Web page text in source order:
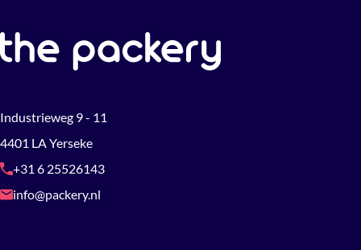
Industrieweg 9 - 11
4401 LA Yerseke
+31 6 25526143
info@packery.nl